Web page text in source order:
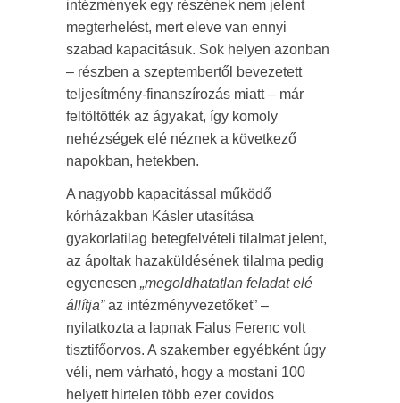
intézmények egy részének nem jelent
megterhelést, mert eleve van ennyi
szabad kapacitásuk. Sok helyen azonban
– részben a szeptembertől bevezetett
teljesítmény-finanszírozás miatt – már
feltöltötték az ágyakat, így komoly
nehézségek elé néznek a következő
napokban, hetekben.
A nagyobb kapacitással működő
kórházakban Kásler utasítása
gyakorlatilag betegfelvételi tilalmat jelent,
az ápoltak hazaküldésének tilalma pedig
egyenesen „megoldhatatlan feladat elé
állítja”az intézményvezetőket” –
nyilatkozta a lapnak Falus Ferenc volt
tisztifőorvos. A szakember egyébként úgy
véli, nem várható, hogy a mostani 100
helyett hirtelen több ezer covidos